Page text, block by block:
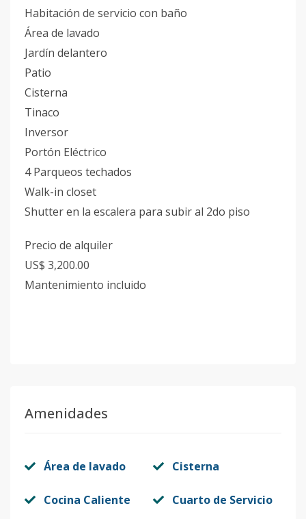
Habitación de servicio con baño
Área de lavado
Jardín delantero
Patio
Cisterna
Tinaco
Inversor
Portón Eléctrico
4 Parqueos techados
Walk-in closet
Shutter en la escalera para subir al 2do piso
Precio de alquiler
US$ 3,200.00
Mantenimiento incluido
Amenidades
Área de lavado Cisterna
Cocina Caliente Cuarto de Servicio